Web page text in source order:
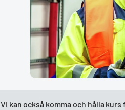
Vi kan också komma och hålla